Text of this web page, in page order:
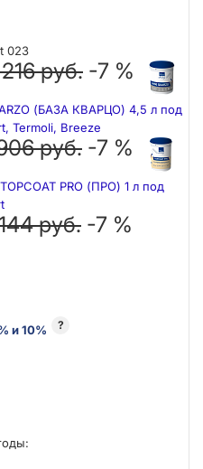
023
руб. -7 %
(БАЗА КВАРЦО) 4,5 л под
Termoli, Breeze
руб. -7 %
PRO (ПРО) 1 л под
руб. -7 %
и 10% ?